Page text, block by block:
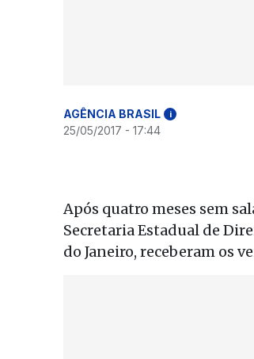
AGÊNCIA BRASIL i
25/05/2017 - 17:44
Após quatro meses sem
Secretaria Estadual de
do Janeiro, receberam os